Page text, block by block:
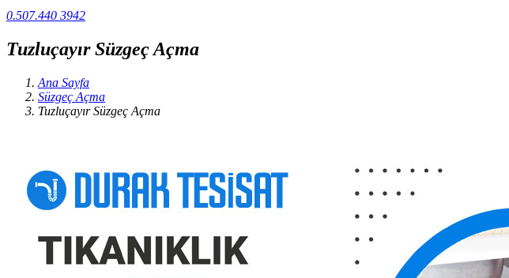
0.507.440 3942
Tuzluçayır Süzgeç Açma
Ana Sayfa
Süzgeç Açma
Tuzluçayır Süzgeç Açma